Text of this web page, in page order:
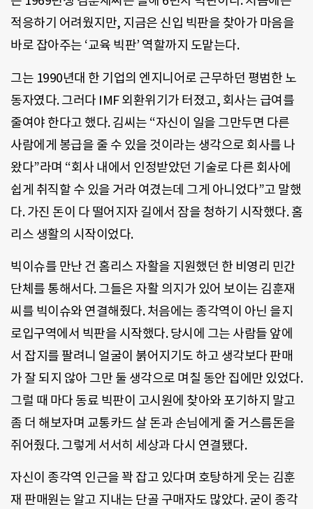
적응하기 어려웠지만, 지금은 신입 빅판을 찾아가 마음을
바로 잡아주는 ‘교육 빅판’ 역할까지 도맡는다.
그는 1990년대 한 기업의 엔지니어로 근무하던 평범한 노
동자였다. 그러다 IMF 외환위기가 터졌고, 회사는 급여를
줄여야 한다고 했다. 김씨는 “자신이 일을 그만두면 다른
사람에게 봉급을 줄 수 있을 것이라는 생각으로 회사를 나
왔다”라며 “회사 내에서 인정받았던 기술로 다른 회사에
쉽게 취직할 수 있을 거라 여겼는데 그게 아니었다”고 말했
다. 가진 돈이 다 떨어지자 길에서 잠을 청하기 시작했다. 홈
리스 생활의 시작이었다.
빅이슈를 만난 건 홈리스 자활을 지원했던 한 비영리 민간
단체를 통해서다. 그들은 자활 의지가 있어 보이는 김훈재
씨를 빅이슈와 연결해줬다. 처음에는 종각역이 아닌 을지
로입구역에서 빅판을 시작했다. 당시에 그는 사람들 앞에
서 잡지를 팔려니 얼굴이 붉어지기도 하고 생각보다 판매
가 잘 되지 않아 그만 둘 생각으로 며칠 동안 집에만 있었다.
그럴 때 마다 동료 빅판이 고시원에 찾아와 포기하지 말고
좀 더 해보자며 교통카드 살 돈과 손님에게 줄 거스름돈을
쥐어줬다. 그렇게 서서히 세상과 다시 연결됐다.
자신이 종각역 인근을 꽉 잡고 있다며 호탕하게 웃는 김훈
재 판매원는 알고 지내는 단골 구매자도 많았다. 굳이 종각